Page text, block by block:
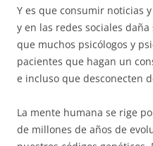
Y es que consumir noticias
y en las redes sociales
que muchos psicólogos y
pacientes que hagan un
e incluso que desconecten
La mente humana se rige
de millones de años de